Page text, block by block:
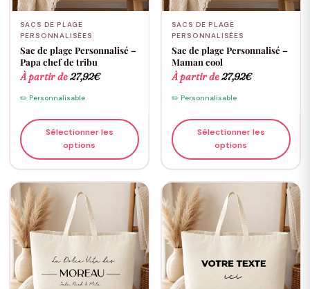
SACS DE PLAGE
PERSONNALISÉES
Sac de plage Personnalisé –
Papa chef de tribu
À partir de27,92€
✏️ Personnalisable
Sélectionner les
options
SACS DE PLAGE
PERSONNALISÉES
Sac de plage Personnalisé –
Maman cool
À partir de27,92€
✏️ Personnalisable
Sélectionner les
options